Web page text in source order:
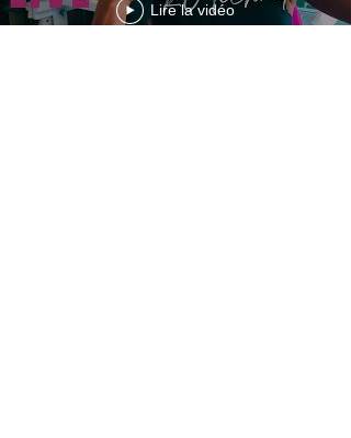
Lire la vidéo